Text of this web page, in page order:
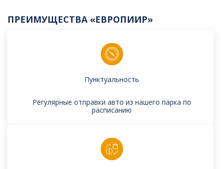
ПРЕИМУЩЕСТВА «ЕВРОПИИР»
Пунктуальность
Регулярные отправки авто из нашего парка по
расписанию